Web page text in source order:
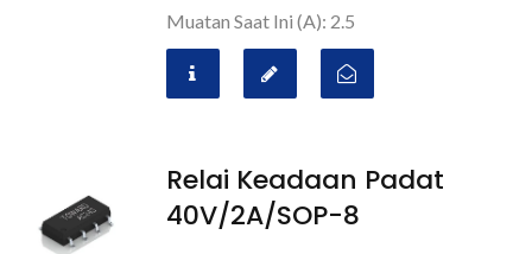
Muatan Saat Ini (A): 2.5
Relai Keadaan Padat
40V/2A/SOP-8